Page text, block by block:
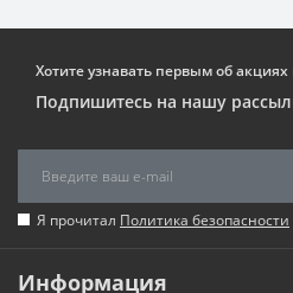
Хотите узнавать первым об акциях
Подпишитесь на нашу
Я прочитал Политика безопасности
Информация